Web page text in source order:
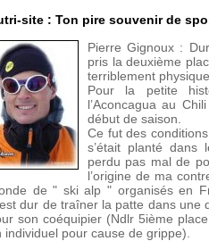
site : Ton pire souvenir de
Pierre Gignoux :
pris la deuxième
terriblement
Pour la petite
l’Aconcagua au
début de saison.
Ce fut des
s’était planté dans
perdu pas mal de
l’origine de ma
de " ski alp " organisés en
dur de traîner la patte dans une
son coéquipier (Ndlr 5ième
individuel pour cause de grippe).